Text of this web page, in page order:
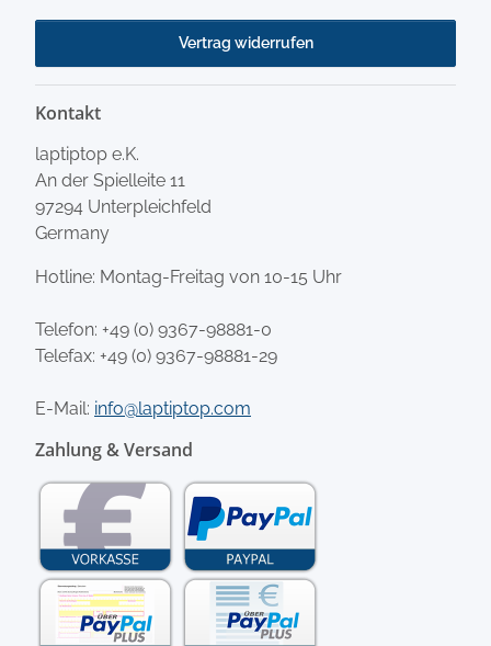
Vertrag widerrufen
Kontakt
laptiptop e.K.
An der Spielleite 11
97294 Unterpleichfeld
Germany
Hotline: Montag-Freitag von 10-15 Uhr
Telefon: +49 (0) 9367-98881-0
Telefax: +49 (0) 9367-98881-29
E-Mail: info@laptiptop.com
Zahlung & Versand